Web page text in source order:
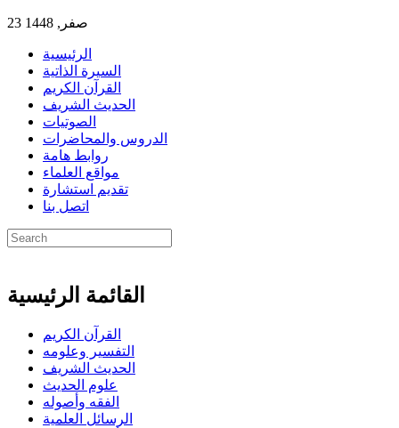
23 صفر, 1448
الرئيسية
السيرة الذاتية
القرآن الكريم
الحديث الشريف
الصوتيات
الدروس والمحاضرات
روابط هامة
مواقع العلماء
تقديم استشارة
اتصل بنا
القائمة الرئيسية
القرآن الكريم
التفسير وعلومه
الحديث الشريف
علوم الحديث
الفقه وأصوله
الرسائل العلمية